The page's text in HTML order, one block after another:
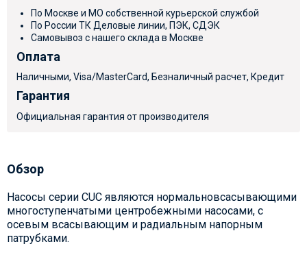
По Москве и МО собственной курьерской службой
По России ТК Деловые линии, ПЭК, СДЭК
Самовывоз с нашего склада в Москве
Оплата
Наличными, Visa/MasterCard, Безналичный расчет, Кредит
Гарантия
Официальная гарантия от производителя
Обзор
Насосы серии CUC являются нормальновсасывающими
многоступенчатыми центробежными насосами, с
осевым всасывающим и радиальным напорным
патрубками.